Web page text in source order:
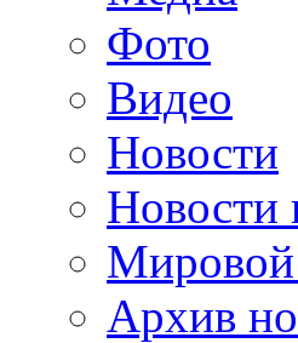
Фото
Видео
Новости
Новости
Мировой
Архив